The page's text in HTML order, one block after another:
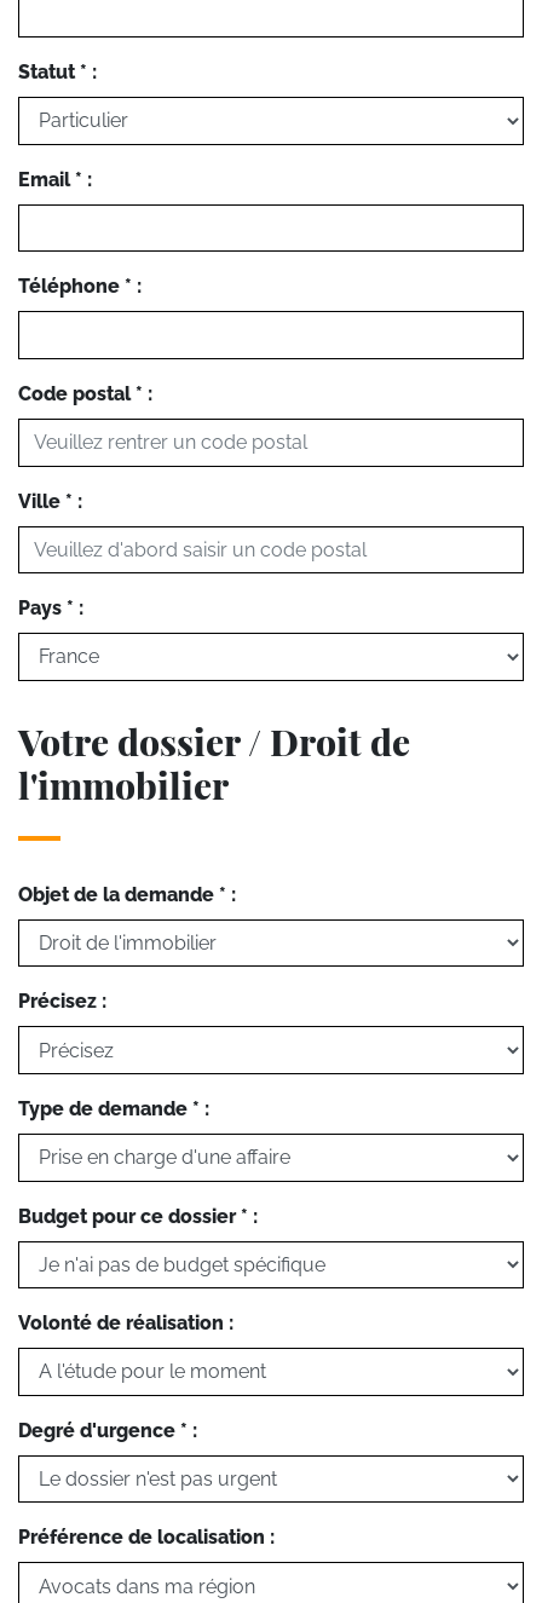
Statut * :
Email * :
Téléphone * :
Code postal * :
Ville * :
Pays * :
Votre dossier / Droit de
l'immobilier
Objet de la demande * :
Précisez :
Type de demande * :
Budget pour ce dossier * :
Volonté de réalisation :
Degré d'urgence * :
Préférence de localisation :